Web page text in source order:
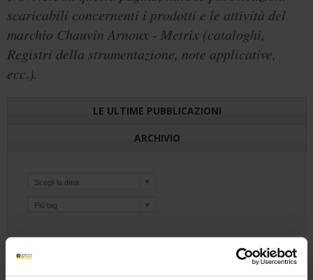
scaricabili concernenti i prodotti e le attività del
marchio Chauvin Arnoux - Metrix (cataloghi,
Registri della strumentazione, note applicative,
ecc.).
LE ULTIME PUBBLICAZIONI
ARCHIVIO